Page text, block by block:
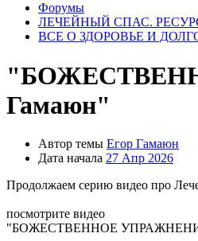
Форумы
ЛЕЧЕЙНЫЙ СПАС.
ВСЕ О ЗДОРОВЬЕ И
Гамаюн"
Автор темы Егор Гамаюн
Дата начала 27 Апр 2026
Продолжаем серию видео про
посмотрите видео
"БОЖЕСТВЕННОЕ УПРАЖНЕНИЕ